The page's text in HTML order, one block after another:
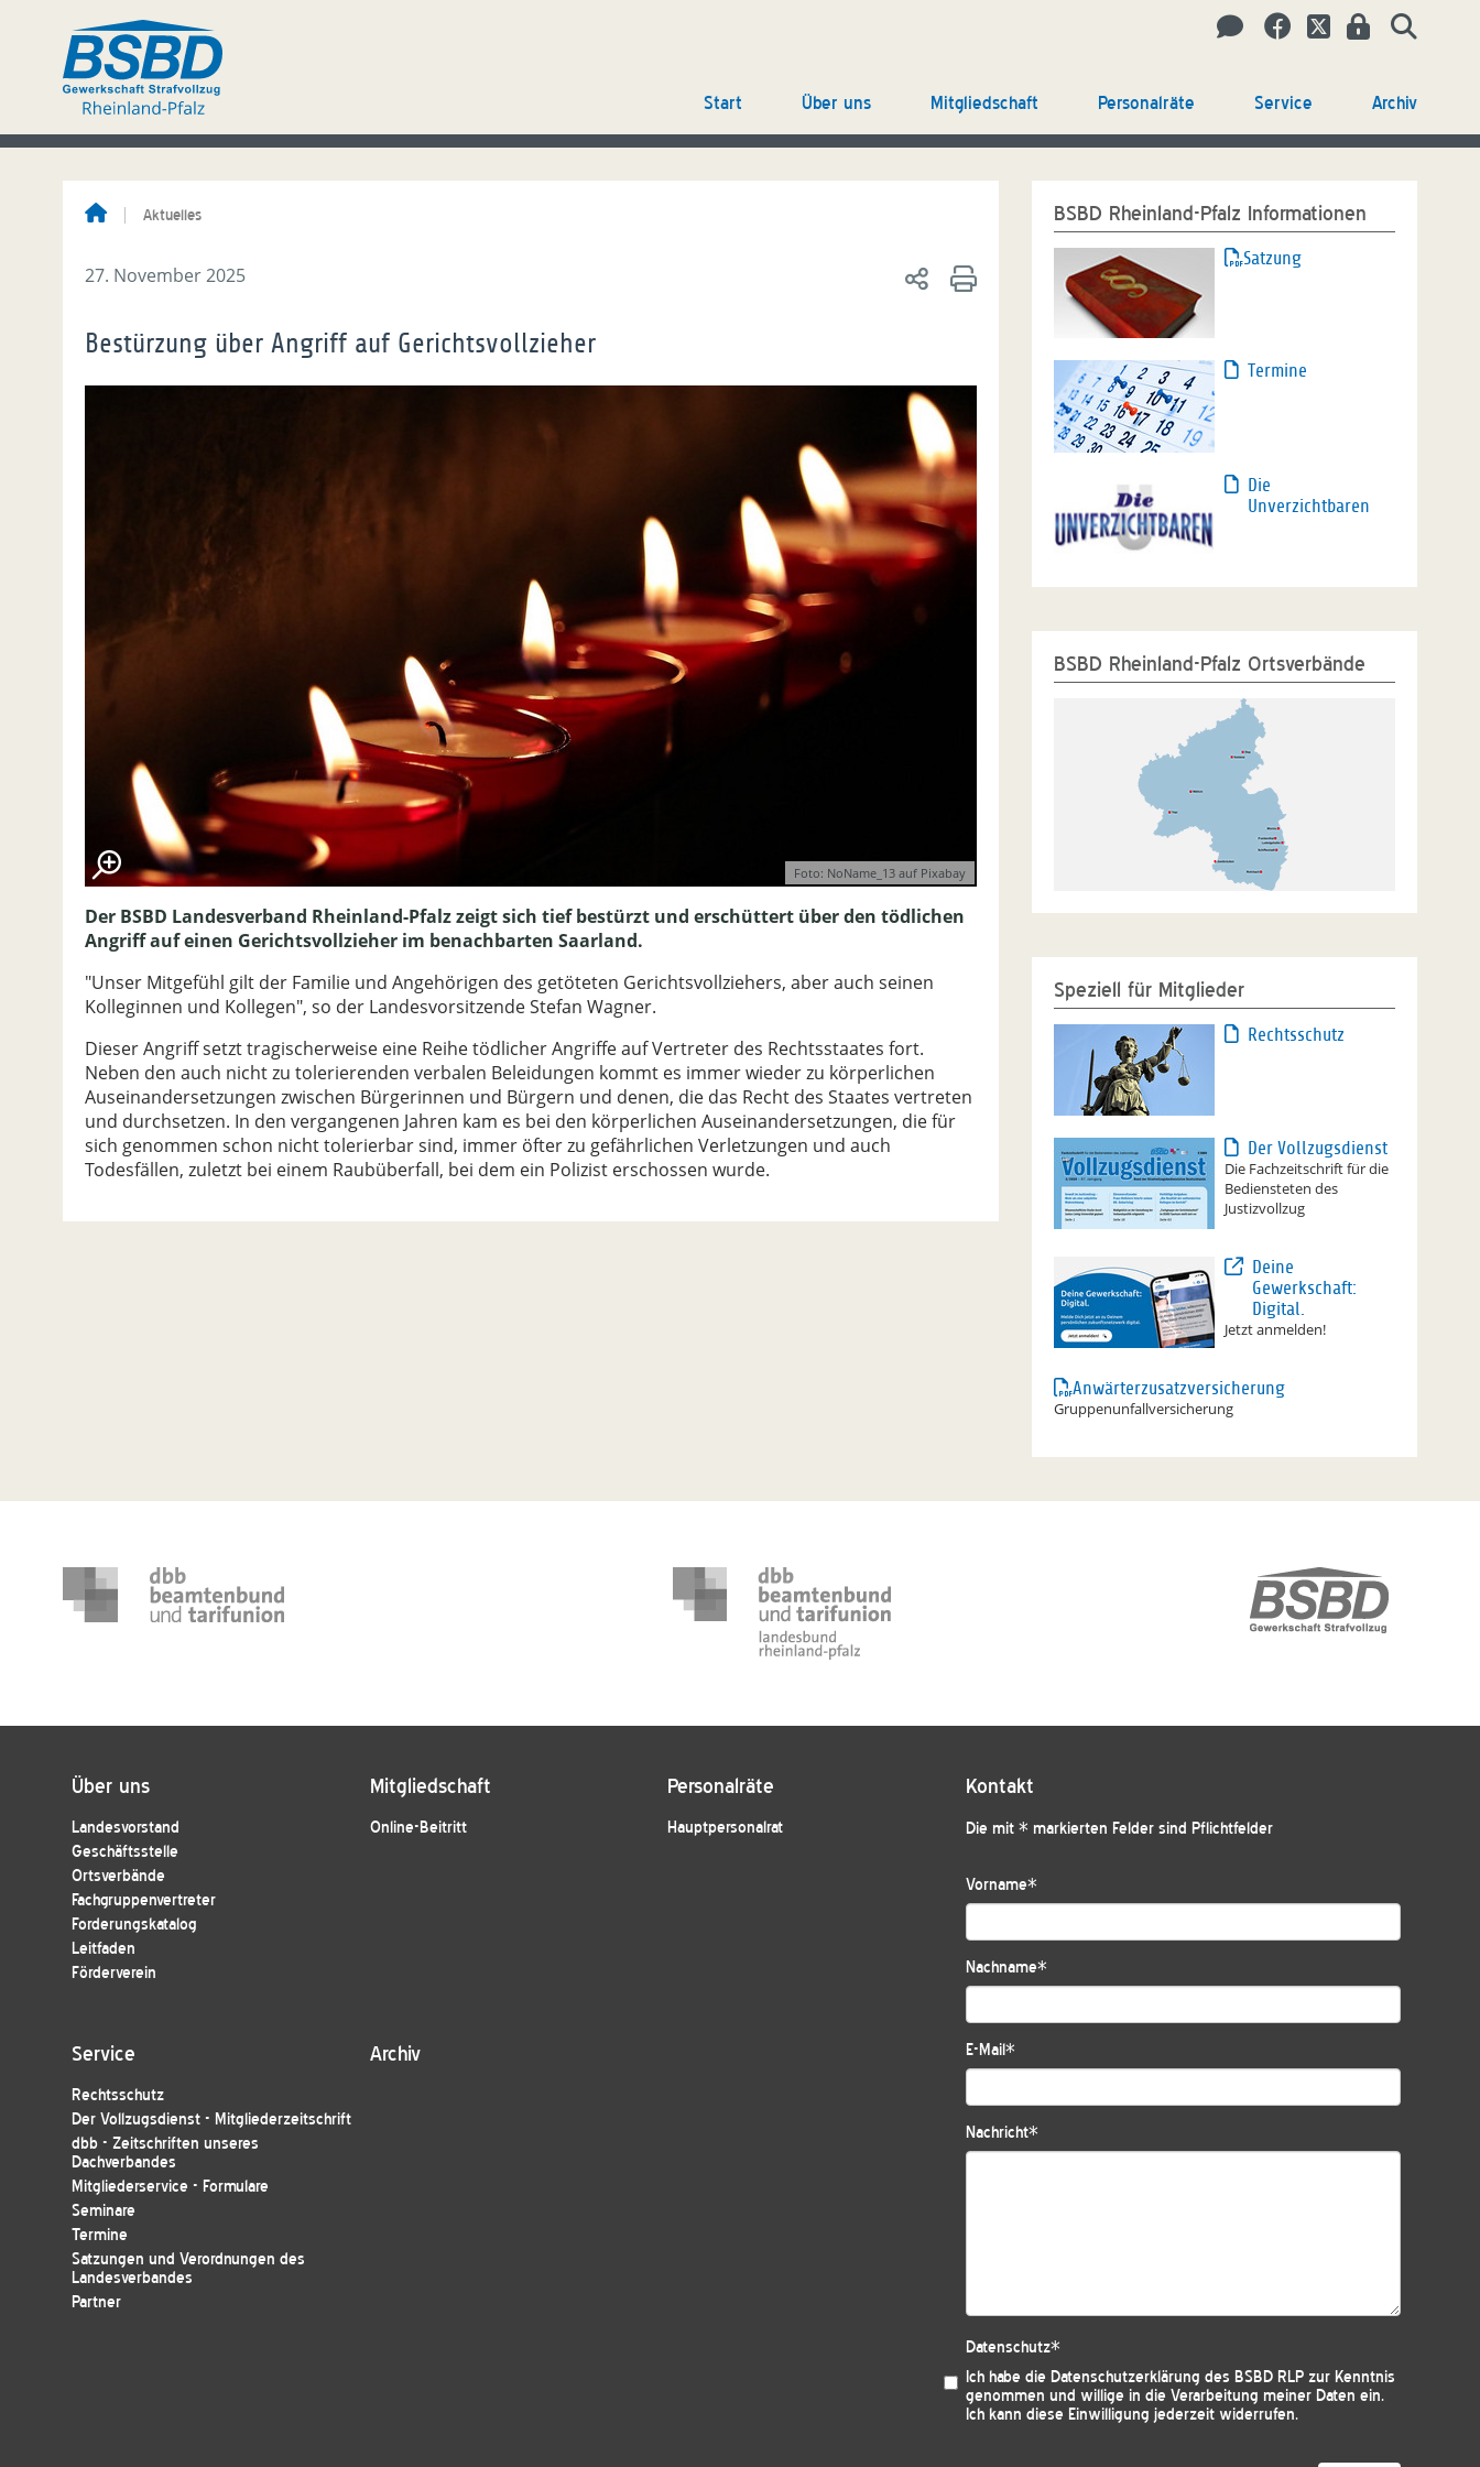
Start Über uns Mitgliedschaft Personalräte Service Archiv
Aktuelles
27. November 2025
Bestürzung über Angriff auf Gerichtsvollzieher
Foto: NoName_13 auf Pixabay
Der BSBD Landesverband Rheinland-Pfalz zeigt sich tief bestürzt und erschüttert über den tödlichen
Angriff auf einen Gerichtsvollzieher im benachbarten Saarland.
"Unser Mitgefühl gilt der Familie und Angehörigen des getöteten Gerichtsvollziehers, aber auch seinen
Kolleginnen und Kollegen", so der Landesvorsitzende Stefan Wagner.
Dieser Angriff setzt tragischerweise eine Reihe tödlicher Angriffe auf Vertreter des Rechtsstaates fort.
Neben den auch nicht zu tolerierenden verbalen Beleidungen kommt es immer wieder zu körperlichen
Auseinandersetzungen zwischen Bürgerinnen und Bürgern und denen, die das Recht des Staates vertreten
und durchsetzen. In den vergangenen Jahren kam es bei den körperlichen Auseinandersetzungen, die für
sich genommen schon nicht tolerierbar sind, immer öfter zu gefährlichen Verletzungen und auch
Todesfällen, zuletzt bei einem Raubüberfall, bei dem ein Polizist erschossen wurde.
BSBD Rheinland-Pfalz Informationen
Satzung
Termine
Die
Unverzichtbaren
BSBD Rheinland-Pfalz Ortsverbände
Speziell für Mitglieder
Rechtsschutz
Der Vollzugsdienst
Die Fachzeitschrift für die
Bediensteten des
Justizvollzug
Deine
Gewerkschaft:
Digital.
Jetzt anmelden!
Anwärterzusatzversicherung
Gruppenunfallversicherung
Über uns
Landesvorstand
Geschäftsstelle
Ortsverbände
Fachgruppenvertreter
Forderungskatalog
Leitfaden
Förderverein
Mitgliedschaft
Online-Beitritt
Personalräte
Hauptpersonalrat
Service
Rechtsschutz
Der Vollzugsdienst - Mitgliederzeitschrift
dbb - Zeitschriften unseres
Dachverbandes
Mitgliederservice - Formulare
Seminare
Termine
Satzungen und Verordnungen des
Landesverbandes
Partner
Archiv
Kontakt
Die mit * markierten Felder sind Pflichtfelder
Vorname*
Nachname*
E-Mail*
Nachricht*
Datenschutz*
Ich habe die Datenschutzerklärung des BSBD RLP zur Kenntnis
genommen und willige in die Verarbeitung meiner Daten ein.
Ich kann diese Einwilligung jederzeit widerrufen.